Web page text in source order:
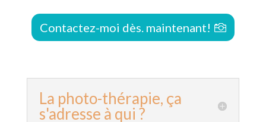
Contactez-moi dès. maintenant!
La photo-thérapie, ça
s'adresse à qui ?